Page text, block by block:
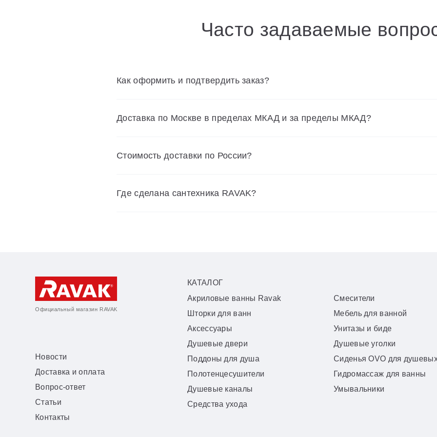
Часто задаваемые
Как оформить и подтвердить заказ?
Доставка по Москве в пределах МКАД и за пределы МКАД?
Cтоимость доставки по России?
Где сделана сантехника RAVAK?
Официальный магазин RAVAK
Новости
Доставка и оплата
Вопрос-ответ
Статьи
Контакты
КАТАЛОГ
Акриловые ванны Ravak
Смесители
Шторки для ванн
Мебель для ванной
Аксессуары
Унитазы и биде
Душевые двери
Душевые уголки
Поддоны для душа
Сиденья OVO для
Полотенцесушители
Гидромассаж для ванны
Душевые каналы
Умывальники
Средства ухода